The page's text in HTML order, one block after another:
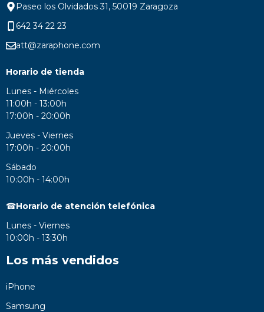
Paseo los Olvidados 31, 50019 Zaragoza
642 34 22 23
att@zaraphone.com
Horario de tienda
Lunes - Miércoles
11:00h - 13:00h
17:00h - 20:00h
Jueves - Viernes
17:00h - 20:00h
Sábado
10:00h - 14:00h
☎Horario de atención telefónica
Lunes - Viernes
10:00h - 13:30h
Los más vendidos
iPhone
Samsung